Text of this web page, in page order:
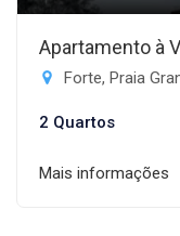
Apartamento à
Forte, Praia
2 Quartos
Mais informações